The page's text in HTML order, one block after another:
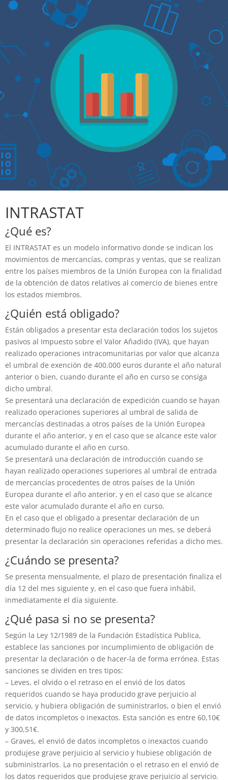
INTRASTAT
¿Qué es?
El INTRASTAT es un modelo informativo donde se indican los
movimientos de mercancías, compras y ventas, que se realizan
entre los países miembros de la Unión Europea con la finalidad
de la obtención de datos relativos al comercio de bienes entre
los estados miembros.
¿Quién está obligado?
Están obligados a presentar esta declaración todos los sujetos
pasivos al Impuesto sobre el Valor Añadido (IVA), que hayan
realizado operaciones intracomunitarias por valor que alcanza
el umbral de exención de 400.000 euros durante el año natural
anterior o bien, cuando durante el año en curso se consiga
dicho umbral.
Se presentará una declaración de expedición cuando se hayan
realizado operaciones superiores al umbral de salida de
mercancías destinadas a otros países de la Unión Europea
durante el año anterior, y en el caso que se alcance este valor
acumulado durante el año en curso.
Se presentará una declaración de introducción cuando se
hayan realizado operaciones superiores al umbral de entrada
de mercancías procedentes de otros países de la Unión
Europea durante el año anterior, y en el caso que se alcance
este valor acumulado durante el año en curso.
En el caso que el obligado a presentar declaración de un
determinado flujo no realice operaciones un mes, se deberá
presentar la declaración sin operaciones referidas a dicho mes.
¿Cuándo se presenta?
Se presenta mensualmente, el plazo de presentación finaliza el
día 12 del mes siguiente y, en el caso que fuera inhábil,
inmediatamente el día siguiente.
¿Qué pasa si no se presenta?
Según la Ley 12/1989 de la Fundación Estadística Publica,
establece las sanciones por incumplimiento de obligación de
presentar la declaración o de hacer-la de forma errónea. Estas
sanciones se dividen en tres tipos:
– Leves, el olvido o el retraso en el envió de los datos
requeridos cuando se haya producido grave perjuicio al
servicio, y hubiera obligación de suministrarlos, o bien el envió
de datos incompletos o inexactos. Esta sanción es entre 60,10€
y 300,51€.
– Graves, el envió de datos incompletos o inexactos cuando
produjese grave perjuicio al servicio y hubiese obligación de
subministrarlos. La no presentación o el retraso en el envió de
los datos requeridos que produjese grave perjuicio al servicio.